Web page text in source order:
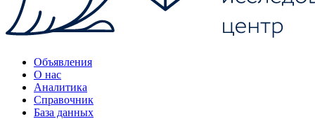
Объявления
О нас
Аналитика
Справочник
База данных